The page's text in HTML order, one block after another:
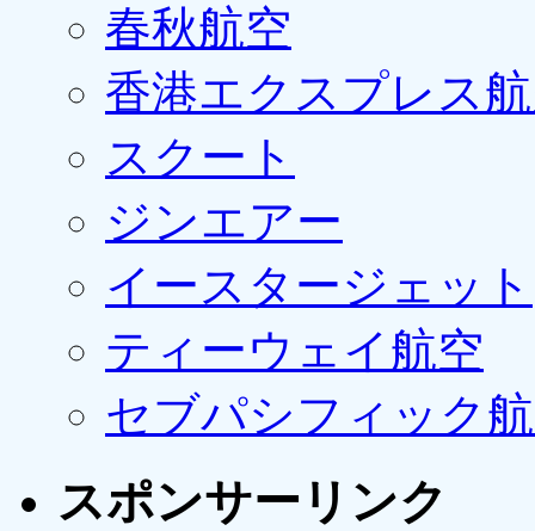
春秋航空
香港エクスプレス
スクート
ジンエアー
イースタージェット
ティーウェイ航空
セブパシフィック
スポンサーリンク